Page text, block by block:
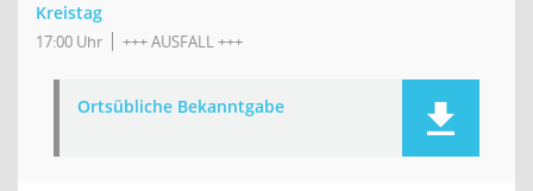
Kreistag
17:00 Uhr +++ AUSFALL +++
Ortsübliche Bekanntgabe